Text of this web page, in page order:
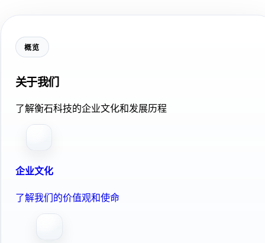
概览
关于我们
了解衡石科技的企业文化和发展历程
企业文化
了解我们的价值观和使命